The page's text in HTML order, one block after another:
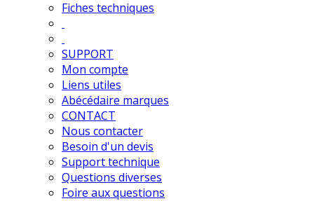
Fiches techniques
SUPPORT
Mon compte
Liens utiles
Abécédaire marques
CONTACT
Nous contacter
Besoin d'un devis
Support technique
Questions diverses
Foire aux questions